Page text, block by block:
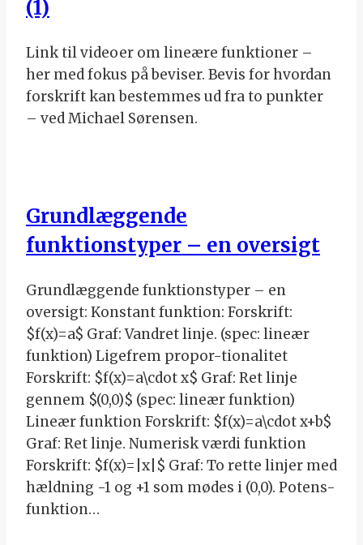
(1)
Link til videoer om lineære funktioner –
her med fokus på beviser. Bevis for hvordan
forskrift kan bestemmes ud fra to punkter
– ved Michael Sørensen.
Grundlæggende
funktionstyper – en oversigt
Grundlæggende funktionstyper – en
oversigt: Konstant funktion: Forskrift:
$f(x)=a$ Graf: Vandret linje. (spec: lineær
funktion) Ligefrem propor-tionalitet
Forskrift: $f(x)=a\cdot x$ Graf: Ret linje
gennem $(0,0)$ (spec: lineær funktion)
Lineær funktion Forskrift: $f(x)=a\cdot x+b$
Graf: Ret linje. Numerisk værdi funktion
Forskrift: $f(x)=|x|$ Graf: To rette linjer med
hældning -1 og +1 som mødes i (0,0). Potens-
funktion…